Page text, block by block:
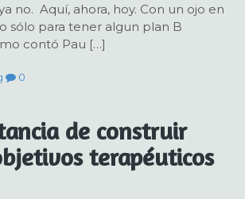
no. Aquí, ahora, hoy. Con un ojo en
sólo para tener algun plan B
contó Pau […]
0
de construir
terapéuticos